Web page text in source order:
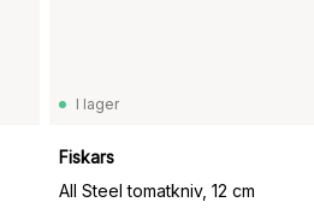
I lager
Fiskars
All Steel tomatkniv, 12 cm